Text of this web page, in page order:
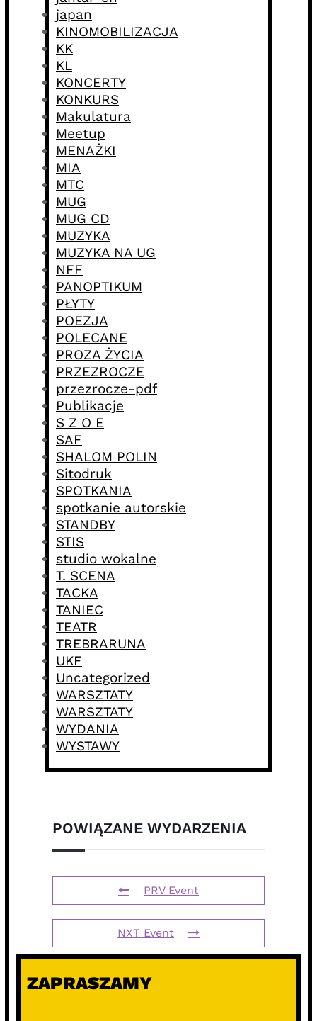
japan
KINOMOBILIZACJA
KK
KL
KONCERTY
KONKURS
Makulatura
Meetup
MENAŻKI
MIA
MTC
MUG
MUG CD
MUZYKA
MUZYKA NA UG
NFF
PANOPTIKUM
PŁYTY
POEZJA
POLECANE
PROZA ŻYCIA
PRZEZROCZE
przezrocze-pdf
Publikacje
S Z O E
SAF
SHALOM POLIN
Sitodruk
SPOTKANIA
spotkanie autorskie
STANDBY
STIS
studio wokalne
T. SCENA
TACKA
TANIEC
TEATR
TREBRARUNA
UKF
Uncategorized
WARSZTATY
WARSZTATY
WYDANIA
WYSTAWY
POWIĄZANE WYDARZENIA
PRV Event
NXT Event
ZAPRASZAMY